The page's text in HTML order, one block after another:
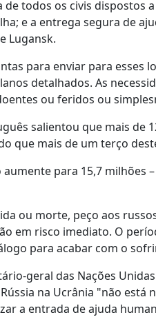
de todos os civis
e a entrega segura de
Lugansk.
para enviar para
detalhados. As
ou feridos ou
salientou que mais de
que mais de um terço
para 15,7 milhões
ou morte, peço aos
em risco imediato. O
para acabar com o
geral das Nações
na Ucrânia "não
a entrada de ajuda